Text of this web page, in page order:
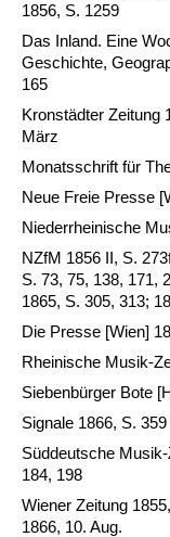
1856, S. 1259
Das Inland. Eine
Geschichte,
165
Kronstädter Zeitung
März
Monatsschrift für
Neue Freie Presse
Niederrheinische
NZfM 1856 II, S.
S. 73, 75, 138, 171,
1865, S. 305, 313;
Die Presse [Wien]
Rheinische Musik-
Siebenbürger Bote
Signale 1866, S. 359
Süddeutsche
184, 198
Wiener Zeitung
1866, 10. Aug.